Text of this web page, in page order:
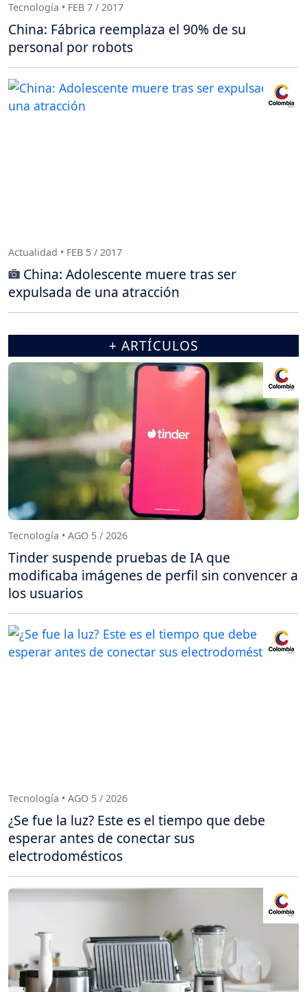
Tecnología • FEB 7 / 2017
China: Fábrica reemplaza el 90% de su
personal por robots
Actualidad • FEB 5 / 2017
China: Adolescente muere tras ser
expulsada de una atracción
+ ARTÍCULOS
Tecnología • AGO 5 / 2026
Tinder suspende pruebas de IA que
modificaba imágenes de perfil sin convencer a
los usuarios
Tecnología • AGO 5 / 2026
¿Se fue la luz? Este es el tiempo que debe
esperar antes de conectar sus
electrodomésticos